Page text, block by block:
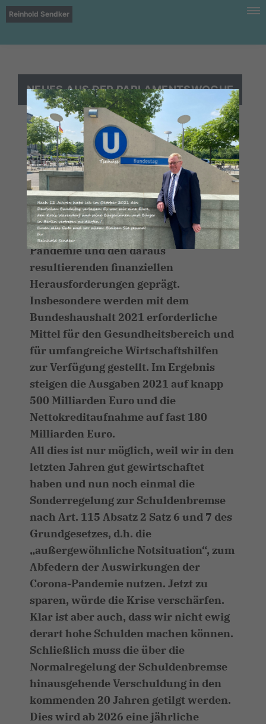
Reinhold Sendker
NEUES AUS DER PARLAMENTSWOCHE
I. Die politische Lage in Deutschland
Bundeshaushalt 2021
In dieser Woche beschließt der
Deutsche Bundestag den
Bundeshaushalt 2021. Dieser ist
maßgeblich von der aktuellen Corona-
Pandemie und den daraus
resultierenden finanziellen
Herausforderungen geprägt.
Insbesondere werden mit dem
Bundeshaushalt 2021 erforderliche
Mittel für den Gesundheitsbereich und
für umfangreiche Wirtschaftshilfen
zur Verfügung gestellt. Im Ergebnis
steigen die Ausgaben 2021 auf knapp
500 Milliarden Euro und die
Nettokreditaufnahme auf fast 180
Milliarden Euro.
All dies ist nur möglich, weil wir in den
letzten Jahren gut gewirtschaftet
haben und nun noch einmal die
Sonderregelung zur Schuldenbremse
nach Art. 115 Absatz 2 Satz 6 und 7 des
Grundgesetzes, d.h. die
außergewöhnliche Notsituation“, zum
Abfedern der Auswirkungen der
Corona-Pandemie nutzen. Jetzt zu
sparen, würde die Krise verschärfen.
Klar ist aber auch, dass wir nicht ewig
derart hohe Schulden machen können.
Schließlich muss die über die
Normalregelung der Schuldenbremse
hinausgehende Verschuldung in den
kommenden 20 Jahren getilgt werden.
Dies wird ab 2026 eine jährliche